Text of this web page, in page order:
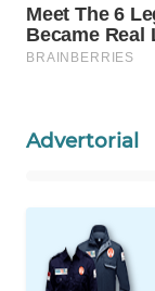
Advertorial
WAHANA
SELEB
PERSONA
OTOMOTIF
WAHANA